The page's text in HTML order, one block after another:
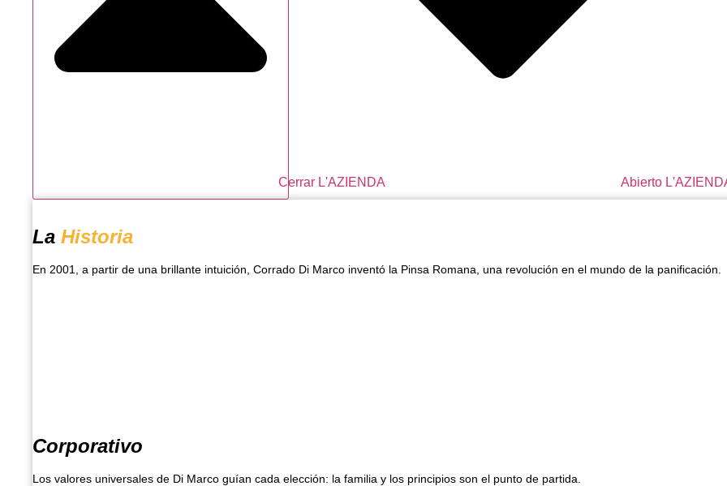
Cerrar L'AZIENDA Abierto
La Historia
En 2001, a partir de una brillante intuición, Corrado Di Marco inventó la Pinsa Romana, una revolución en el mundo de la panificación.
Corporativo
Los valores universales de Di Marco guían cada elección: la familia y los principios son el punto de partida.